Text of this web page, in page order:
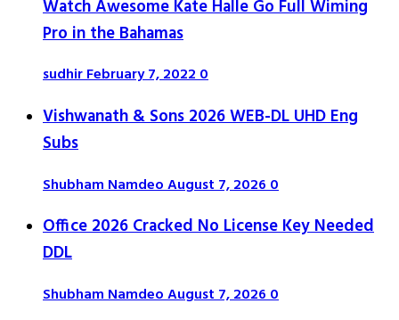
Watch Awesome Kate Halle Go Full Wiming
Pro in the Bahamas
sudhirFebruary 7, 20220
Vishwanath & Sons 2026 WEB-DL UHD Eng
Subs
Shubham NamdeoAugust 7, 20260
Office 2026 Cracked No License Key Needed
DDL
Shubham NamdeoAugust 7, 20260